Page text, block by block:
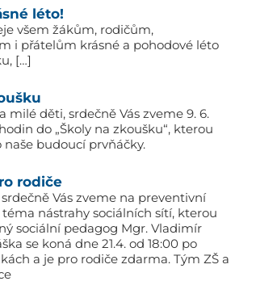
léto!
všem žákům, rodičům,
i přátelům krásné a pohodové léto
[…]
milé děti, srdečně Vás zveme 9. 6.
do „Školy na zkoušku“, kterou
budoucí prvňáčky.
rodiče
Vás zveme na preventivní
nástrahy sociálních sítí, kterou
sociální pedagog Mgr. Vladimír
se koná dne 21.4. od 18:00 po
a je pro rodiče zdarma. Tým ZŠ a